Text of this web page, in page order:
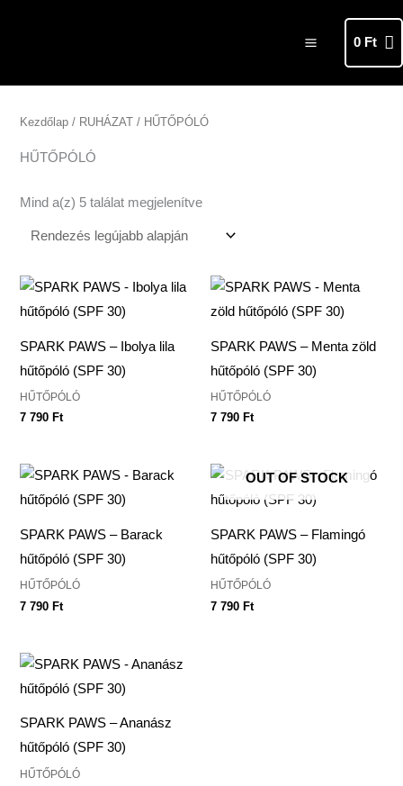
MAIN
MENU
0 Ft
Kezdőlap / RUHÁZAT / HŰTŐPÓLÓ
HŰTŐPÓLÓ
Mind a(z) 5 találat megjelenítve
latest
SPARK PAWS – Ibolya lila
hűtőpóló (SPF 30)
HŰTŐPÓLÓ
7 790 Ft
SPARK PAWS – Menta zöld
hűtőpóló (SPF 30)
HŰTŐPÓLÓ
7 790 Ft
SPARK PAWS – Barack
hűtőpóló (SPF 30)
HŰTŐPÓLÓ
7 790Ft
OUT OF STOCK
SPARK PAWS – Flamingó
hűtőpóló (SPF 30)
HŰTŐPÓLÓ
7 790 Ft
SPARK PAWS – Ananász
hűtőpóló (SPF 30)
HŰTŐPÓLÓ